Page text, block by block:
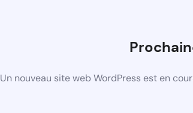
Un nouveau site web WordPress est en